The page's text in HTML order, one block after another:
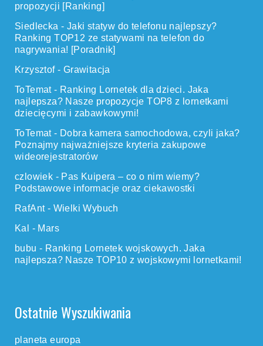
propozycji [Ranking]
Siedlecka - Jaki statyw do telefonu najlepszy?
Ranking TOP12 ze statywami na telefon do
nagrywania! [Poradnik]
Krzysztof- Grawitacja
ToTemat- Ranking Lornetek dla dzieci. Jaka
najlepsza? Nasze propozycje TOP8 z lornetkami
dziecięcymi i zabawkowymi!
ToTemat- Dobra kamera samochodowa, czyli jaka?
Poznajmy najważniejsze kryteria zakupowe
wideorejestratorów
czlowiek - Pas Kuipera – co o nim wiemy?
Podstawowe informacje oraz ciekawostki
RafAnt- Wielki Wybuch
Kal
- Mars
bubu - Ranking Lornetek wojskowych. Jaka
najlepsza? Nasze TOP10 z wojskowymi lornetkami!
Ostatnie Wyszukiwania
planeta europa